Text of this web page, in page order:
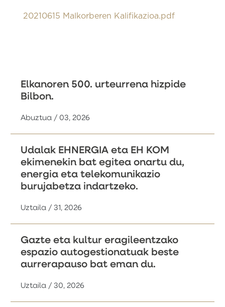
20210615 Malkorberen Kalifikazioa.pdf
Elkanoren 500. urteurrena hizpide
Bilbon.
Abuztua / 03, 2026
Udalak EHNERGIA eta EH KOM
ekimenekin bat egitea onartu du,
energia eta telekomunikazio
burujabetza indartzeko.
Uztaila / 31, 2026
Gazte eta kultur eragileentzako
espazio autogestionatuak beste
aurrerapauso bat eman du.
Uztaila / 30, 2026